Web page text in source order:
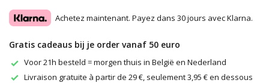
Achetez maintenant. Payez dans 30 jours avec Klarna.
Gratis cadeaus bij je order vanaf 50 euro
Voor 21h besteld = morgen thuis in België en Nederland
Livraison gratuite à partir de 29 €, seulement 3,95 € en dessous